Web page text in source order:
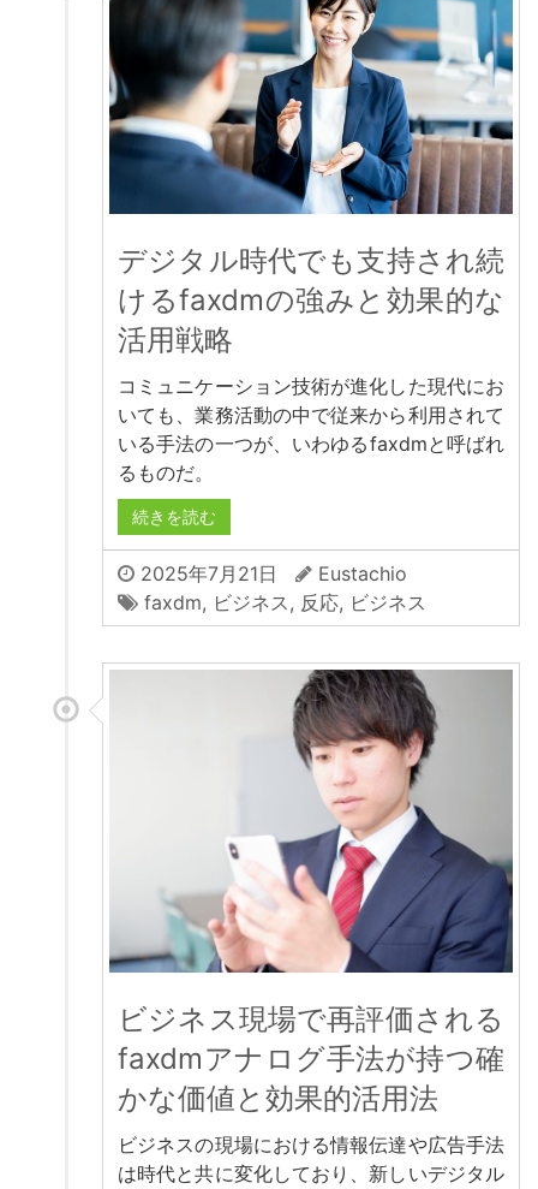
デジタル時代でも支持され続
けるfaxdmの強みと効果的な
活用戦略
コミュニケーション技術が進化した現代にお
いても、業務活動の中で従来から利用されて
いる手法の一つが、いわゆるfaxdmと呼ばれ
るものだ。
続きを読む
2025年7月21日
Eustachio
faxdm, ビジネス, 反応, ビジネス
ビジネス現場で再評価される
faxdmアナログ手法が持つ確
かな価値と効果的活用法
ビジネスの現場における情報伝達や広告手法
は時代と共に変化しており、新しいデジタル